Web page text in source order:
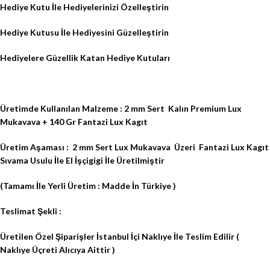
Hediye Kutu İle Hediyelerinizi Özelleştirin
Hediye Kutusu İle Hediyesini Güzelleştirin
Hediyelere Güzellik Katan Hediye Kutuları
Üretimde Kullanılan Malzeme : 2 mm Sert Kalın Premium Lux
Mukavava + 140 Gr Fantazi Lux Kagıt
Üretim Aşaması : 2 mm Sert Lux Mukavava Üzeri Fantazi Lux Kagıt
Sıvama Usulu İle El İşçigigi İle Üretilmiştir
(Tamamı İle Yerli Üretim : Madde İn Türkiye )
Teslimat Şekli :
Üretilen Özel Şiparişler İstanbul İçi Naklıye İle Teslim Edilir (
Naklıye Üçreti Alıcıya Aittir )